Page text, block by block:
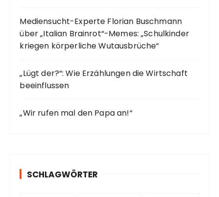
Mediensucht-Experte Florian Buschmann
über „Italian Brainrot“-Memes: „Schulkinder
kriegen körperliche Wutausbrüche“
„Lügt der?“: Wie Erzählungen die Wirtschaft
beeinflussen
„Wir rufen mal den Papa an!“
SCHLAGWÖRTER